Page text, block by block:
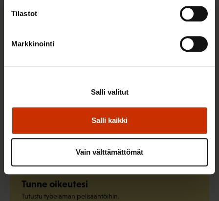
Tilastot
Markkinointi
Salli kaikki
Salli valitut
Vain välttämättömät
Tilaa SAK:n uutiskirje.
Tunne oikeutesi
Tutustu työelämän pelisääntöihin.